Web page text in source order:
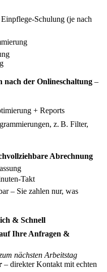
Schulung (je nach
nach der Onlineschaltung –
+ Reports
z. B. Filter,
Abrechnung
Takt
– Sie zahlen nur, was
& Schnell
Ihre Anfragen &
nächsten Arbeitstag
– direkter Kontakt mit echten